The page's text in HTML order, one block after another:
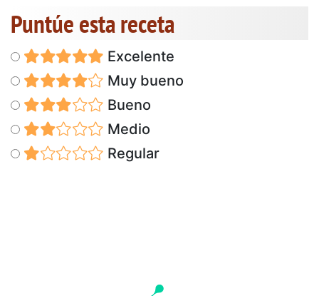
Puntúe esta receta
Excelente
Muy bueno
Bueno
Medio
Regular